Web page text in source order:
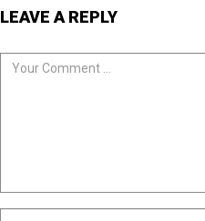
LEAVE A REPLY